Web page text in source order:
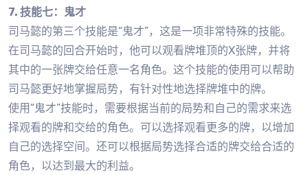
7. 技能七：鬼才
司马懿的第三个技能是“鬼才”，这是一项非常特殊的技能。
在司马懿的回合开始时，他可以观看牌堆顶的X张牌，并将
其中的一张牌交给任意一名角色。这个技能的使用可以帮助
司马懿更好地掌握局势，有针对性地选择牌堆中的牌。
使用“鬼才”技能时，需要根据当前的局势和自己的需求来选
择观看的牌和交给的角色。可以选择观看更多的牌，以增加
自己的选择空间。还可以根据局势选择合适的牌交给合适的
角色，以达到最大的利益。